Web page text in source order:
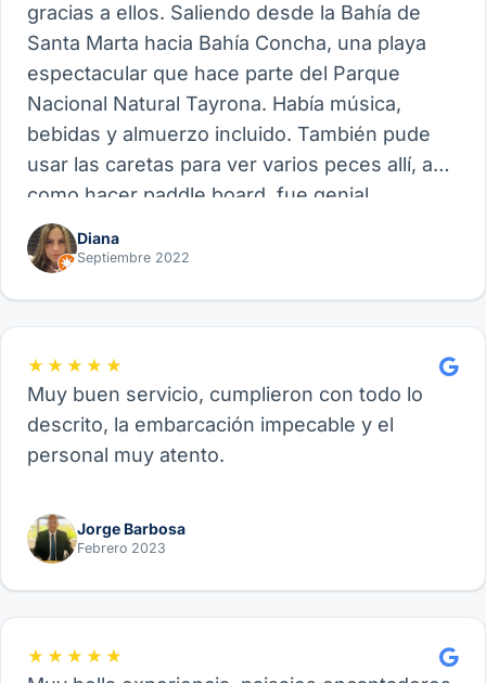
gracias a ellos. Saliendo desde la Bahía de
Santa Marta hacia Bahía Concha, una playa
espectacular que hace parte del Parque
Nacional Natural Tayrona. Había música,
bebidas y almuerzo incluido. También pude
usar las caretas para ver varios peces allí, así
como hacer paddle board, fue genial.
Recomiendo este proveedor y su experiencia
de Velero, funcional para amigos, parejas o
Diana
Septiembre 2022
★★★★★
Muy buen servicio, cumplieron con todo lo
descrito, la embarcación impecable y el
personal muy atento.
Jorge Barbosa
Febrero 2023
★★★★★